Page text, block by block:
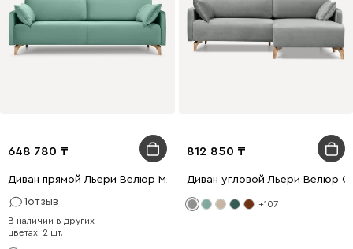
648 780
Диван прямой Льери Велюр Мятный
1отзыв
В наличии в других
цветах: 2 шт.
812 850
Диван угловой Льери Велюр
+107